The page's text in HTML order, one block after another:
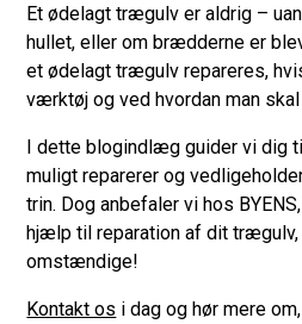
Et ødelagt trægulv er aldrig –
hullet, eller om brædderne er
et ødelagt trægulv repareres,
værktøj og ved hvordan man skal
I dette blogindlæg guider vi dig
muligt reparerer og
trin. Dog anbefaler vi hos
hjælp til reparation af dit
omstændige!
Kontakt os i dag og hør mere